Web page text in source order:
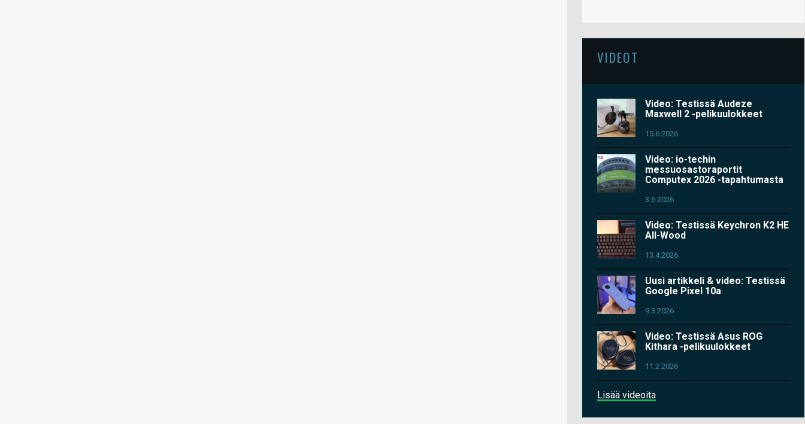
VIDEOT
Video: Testissä Audeze
Maxwell 2 -pelikuulokkeet
15.6.2026
Video: io-techin
messuosastoraportit
Computex 2026 -tapahtumasta
3.6.2026
Video: Testissä Keychron K2 HE
All-Wood
13.4.2026
Uusi artikkeli & video: Testissä
Google Pixel 10a
9.3.2026
Video: Testissä Asus ROG
Kithara -pelikuulokkeet
11.2.2026
Lisää videoita